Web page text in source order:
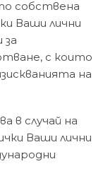
собствена
Ваши лични
за
с които
на
в случай на
Ваши лични